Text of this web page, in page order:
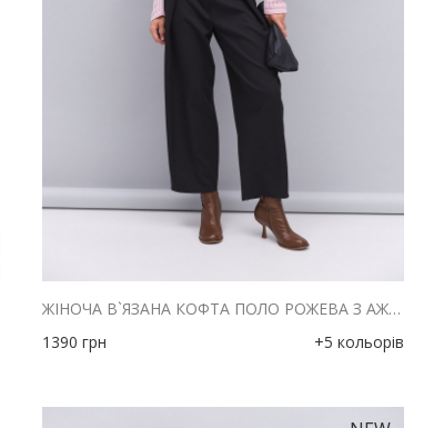
ЖІНОЧА В`ЯЗАНА КОФТА ПОЛО РОЖЕВА З АЖУРНИМИ СМУЖКАМИ
1390 грн +5 кольорів